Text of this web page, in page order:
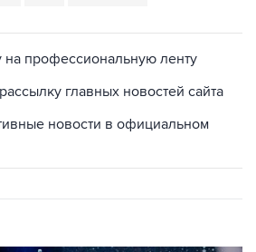
на профессиональную ленту
главных новостей сайта
новости в официальном